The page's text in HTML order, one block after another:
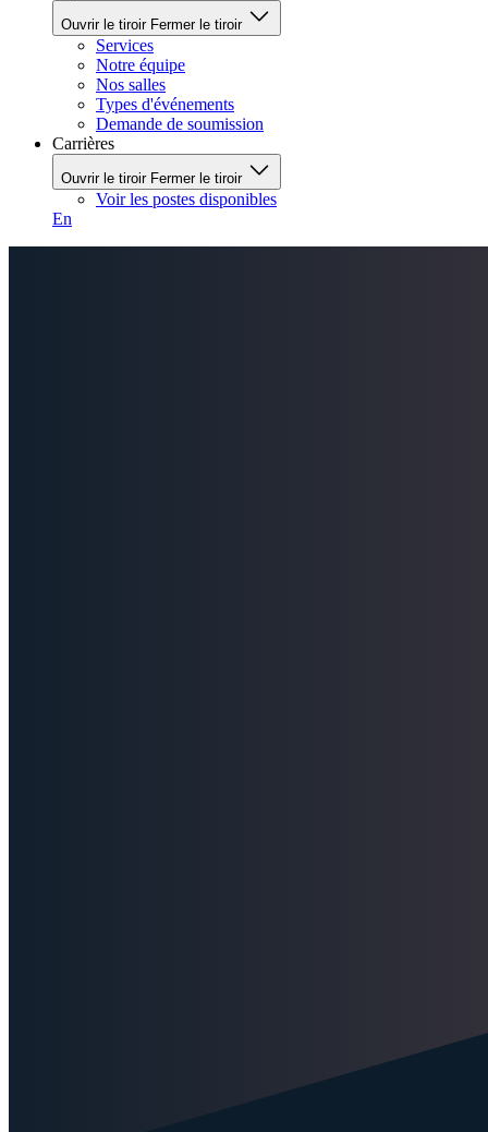
Ouvrir le tiroir Fermer le tiroir
Services
Notre équipe
Nos salles
Types d'événements
Demande de soumission
Carrières
Ouvrir le tiroir Fermer le tiroir
Voir les postes disponibles
En